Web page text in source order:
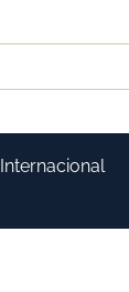
Internacional